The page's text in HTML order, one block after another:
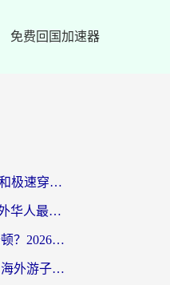
免费回国加速器
海外党必看：ChickCN和极速穿梭VPN好用吗？3招教你选对回国加速器无缝刷国内资源
斧牛和light哪个好？海外华人最关心的回国加速器选择难题，一篇讲透
在国外怎么用虎牙不卡顿？2026海外华人亲测有效的回国加速器选择指南
斧牛和加速喵好用吗？海外游子的真实选择困境